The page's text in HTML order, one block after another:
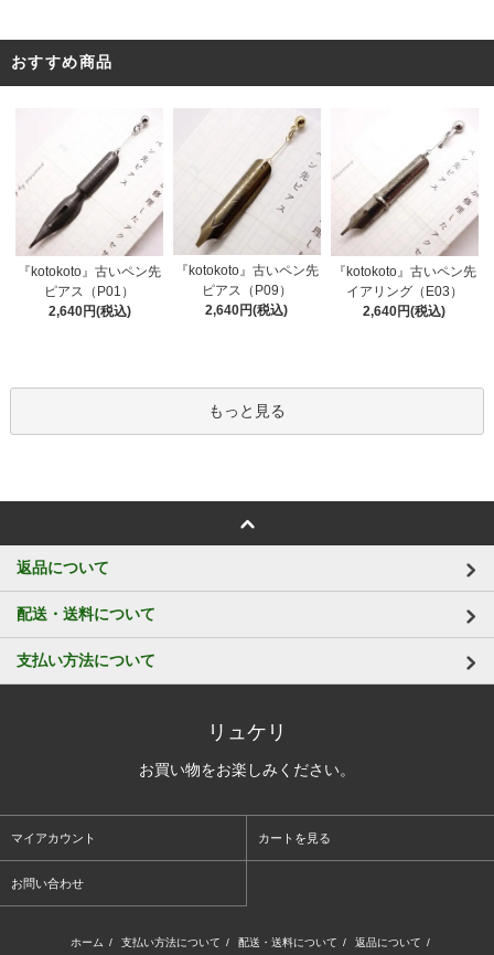
おすすめ商品
『kotokoto』古いペン先
ピアス（P01）
2,640円(税込)
『kotokoto』古いペン先
ピアス（P09）
2,640円(税込)
『kotokoto』古いペン先
イアリング（E03）
2,640円(税込)
もっと見る
返品について
配送・送料について
支払い方法について
リュケリ
お買い物をお楽しみください。
マイアカウント カートを見る
お問い合わせ
ホーム / 支払い方法について / 配送・送料について / 返品について /